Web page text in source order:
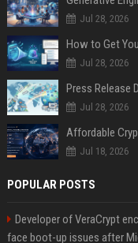
Jul 28, 2026
How to Get
Jul 28, 2026
Jul 28, 2026
Jul 18, 2026
POPULAR POSTS
Developer of VeraCrypt
face boot-up issues after